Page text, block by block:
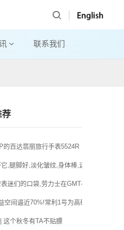
联系我们
荐
的百达翡丽旅行手表5524R
,腿脚好,淡化皱纹,身体棒,远离体虚,中老
迷们的口袋,劳力士在GMT-Master的双
空间逼近70%!常利1号为高确定性低风险
这个秋冬有TA不贴膘